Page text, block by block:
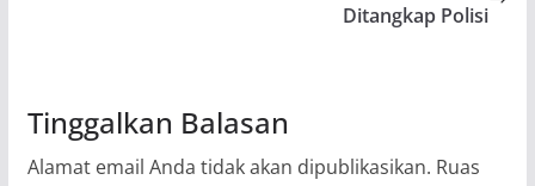
Ditangkap Polisi
Tinggalkan Balasan
Alamat email Anda tidak akan dipublikasikan. Ruas